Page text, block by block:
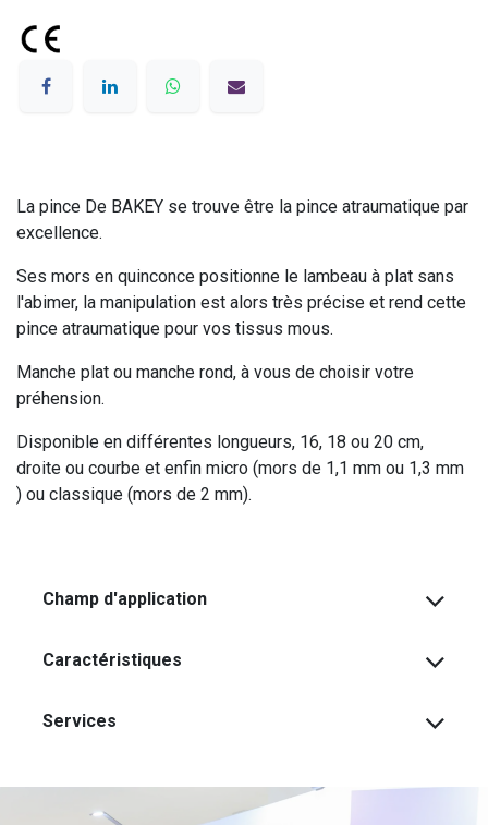
La pince De BAKEY se trouve être la pince atraumatique par
excellence.
Ses mors en quinconce positionne le lambeau à plat sans
l'abimer, la manipulation est alors très précise et rend cette
pince atraumatique pour vos tissus mous.
Manche plat ou manche rond, à vous de choisir votre
préhension.
Disponible en différentes longueurs, 16, 18 ou 20 cm,
droite ou courbe et enfin micro (mors de 1,1 mm ou 1,3 mm
) ou classique (mors de 2 mm).
Champ d'application
Caractéristiques
Services